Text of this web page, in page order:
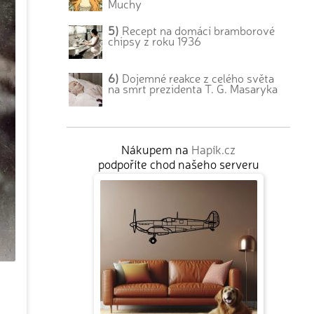
Muchy
5) Recept na domácí bramborové
chipsy z roku 1936
6) Dojemné reakce z celého světa
na smrt prezidenta T. G. Masaryka
Nákupem na Hapík.cz
podpoříte chod našeho serveru